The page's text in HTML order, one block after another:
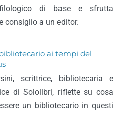
di base e sfrutta
consiglio a un editor.
ai tempi del
scrittrice, bibliotecaria e
di Sololibri, riflette su cosa
un bibliotecario in questi